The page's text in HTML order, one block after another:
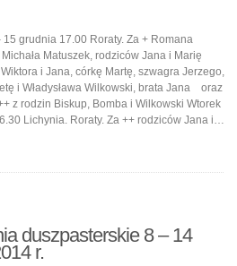
15 grudnia 17.00 Roraty. Za + Romana
Matuszek, rodziców Jana i Marię
i Jana, córkę Martę, szwagra Jerzego,
i Władysława Wilkowski, brata Jana oraz
z rodzin Biskup, Bomba i Wilkowski Wtorek
Lichynia. Roraty. Za ++ rodziców Jana i…
duszpasterskie 8 – 14
r.